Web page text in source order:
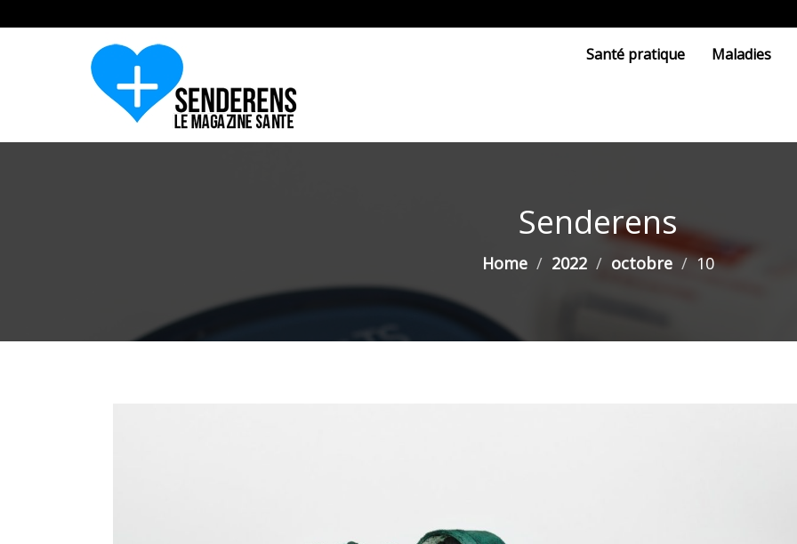
Santé pratique Maladies
Senderens
Home 2022 octobre 10